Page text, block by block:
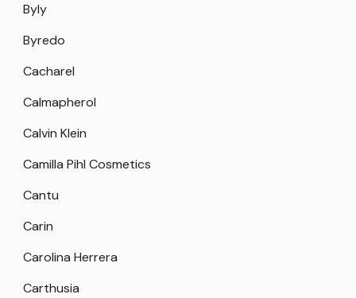
Byly
Byredo
Cacharel
Calmapherol
Calvin Klein
Camilla Pihl Cosmetics
Cantu
Carin
Carolina Herrera
Carthusia